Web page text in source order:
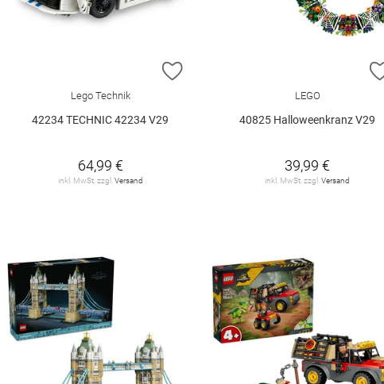
ZUR WUNSCHLISTE HINZUFÜGEN
Lego Technik
42234 TECHNIC 42234 V29
64,99 €
inkl. MwSt. zzgl. Versand
LEGO
40825 Halloweenkranz V29
39,99 €
inkl. MwSt. zzgl.Versand